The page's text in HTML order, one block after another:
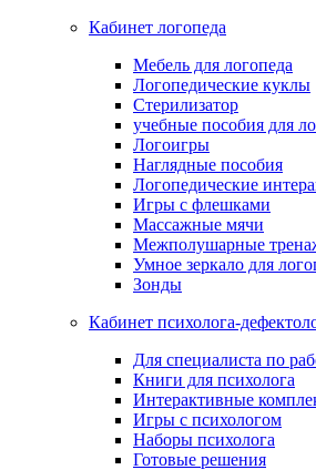
Кабинет логопеда
Мебель для логопеда
Логопедические куклы
Стерилизатор
учебные пособия для
Логоигры
Наглядные пособия
Логопедические
Игры с флешками
Массажные мячи
Межполушарные
Умное зеркало для
Зонды
Кабинет психолога-
Для специалиста по
Книги для психолога
Интерактивные
Игры с психологом
Наборы психолога
Готовые решения